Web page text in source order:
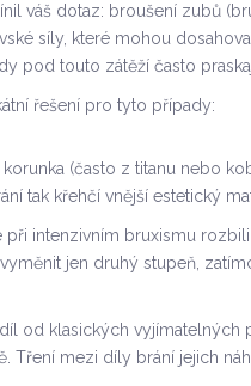
váš dotaz: broušení zubů
síly, které mohou
pod touto zátěží často
řešení pro tyto případy:
korunka (často z titanu nebo
tak křehčí vnější estetický
při intenzivním bruxismu
jen druhý stupeň,
od klasických vyjímatelných
Tření mezi díly brání jejich